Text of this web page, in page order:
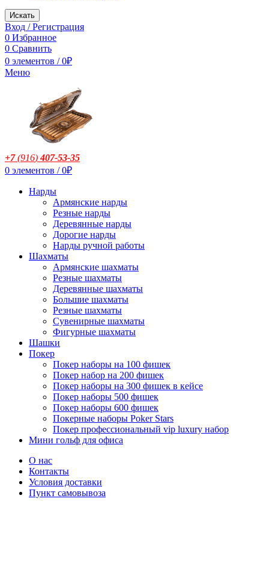
Искать
Вход / Регистрация
0 Избранное
0 Сравнить
0 элементов / 0₽
Меню
+7(916)407-53-35
0 элементов / 0₽
Нарды
Армянские нарды
Резные нарды
Деревянные нарды
Дорогие нарды
Нарды ручной работы
Шахматы
Армянские шахматы
Резные шахматы
Деревянные шахматы
Большие шахматы
Резные шахматы
Сувенирные шахматы
Фигурные шахматы
Шашки
Покер
Покер наборы на 100 фишек
Покер набор на 200 фишек
Покер наборы на 300 фишек в кейсе
Покер наборы 500 фишек
Покер наборы 600 фишек
Покерные наборы Poker Stars
Покер профессиональный vip luxury набор
Мини гольф для офиса
О нас
Контакты
Условия доставки
Пункт самовывоза